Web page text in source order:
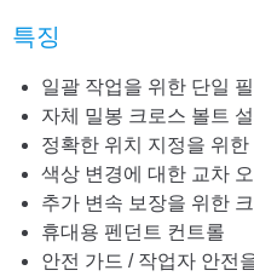
특징
일괄 작업을 위한 단일
자체 밀봉 크로스 볼트
정확한 위치 지정을 위한
색상 변경에 대한 교차
추가 변속 보장을 위한
휴대용 펜던트 컨트롤
안전 가드 / 작업자 안전